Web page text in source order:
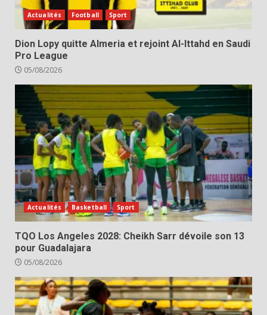
Actualités Football Sport
Dion Lopy quitte Almeria et rejoint Al-Ittahd en Saudi
Pro League
05/08/2026
Actualités Basketball Sport
TQO Los Angeles 2028: Cheikh Sarr dévoile son 13
pour Guadalajara
05/08/2026